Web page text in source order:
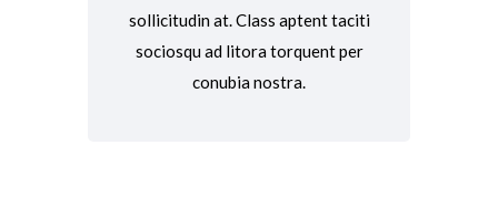
sollicitudin at. Class aptent taciti
sociosqu ad litora torquent per
conubia nostra.